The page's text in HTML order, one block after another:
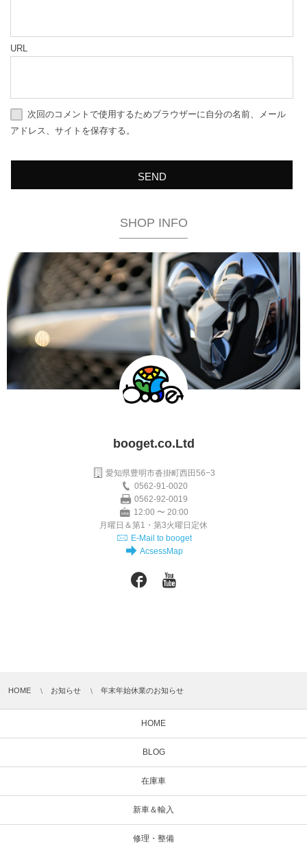
URL
次回のコメントで使用するためブラウザーに自分の名前、メール
アドレス、サイトを保存する。
SHOP INFO
booget.co.Ltd
愛知県豊明市沓掛町西田56−3
0562-91-0020
0562-92-0019
12:00 〜 20:00
月曜日＆第1・第3火曜日定休
E-Mail to booget
AcsessMap
HOME お知らせ 年末年始休業のお知らせ
HOME
BLOG
在庫車
新車＆輸入
修理・整備